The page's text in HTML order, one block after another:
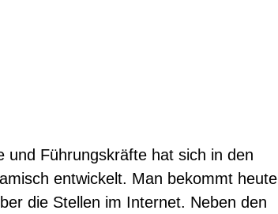
Führungskräfte hat sich in den
entwickelt. Man bekommt heute
die Stellen im Internet. Neben den